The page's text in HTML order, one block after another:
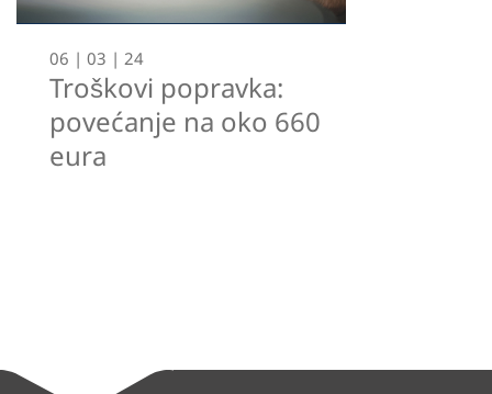
06 | 03 | 24
Troškovi popravka:
povećanje na oko 660
eura